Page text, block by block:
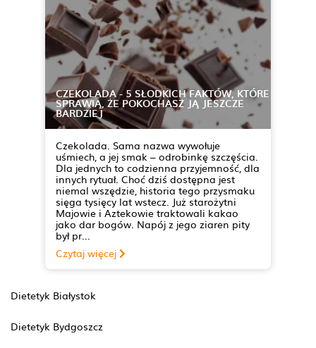
CZEKOLADA - 5 SŁODKICH FAKTÓW, KTÓRE
SPRAWIĄ, ŻE POKOCHASZ JĄ JESZCZE
BARDZIEJ
Czekolada. Sama nazwa wywołuje
uśmiech, a jej smak – odrobinkę szczęścia.
Dla jednych to codzienna przyjemność, dla
innych rytuał. Choć dziś dostępna jest
niemal wszędzie, historia tego przysmaku
sięga tysięcy lat wstecz. Już starożytni
Majowie i Aztekowie traktowali kakao
jako dar bogów. Napój z jego ziaren pity
był pr...
Czytaj więcej
Dietetyk Białystok
Dietetyk Bydgoszcz